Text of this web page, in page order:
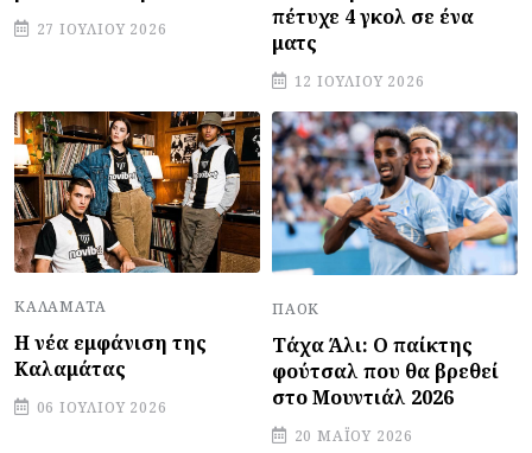
27 ΙΟΥΛΊΟΥ 2026
πέτυχε 4 γκολ σε ένα
ματς
12 ΙΟΥΛΊΟΥ 2026
ΚΑΛΑΜΆΤΑ
Η νέα εμφάνιση της
Καλαμάτας
06 ΙΟΥΛΊΟΥ 2026
ΠΑΟΚ
Τάχα Άλι: Ο παίκτης
φούτσαλ που θα βρεθεί
στο Μουντιάλ 2026
20 ΜΑΪ́ΟΥ 2026